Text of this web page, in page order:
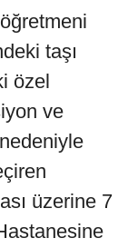
taşı
özel
ve
üzerine 7